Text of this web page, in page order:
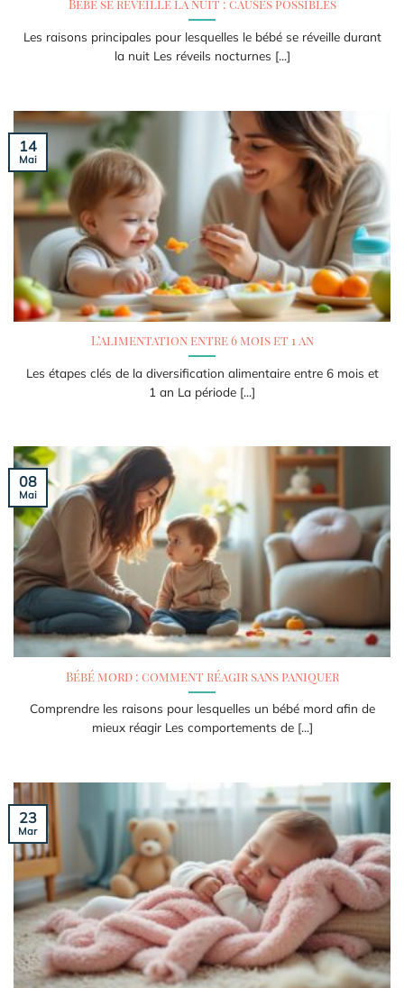
Bébé se réveille la nuit : causes possibles
Les raisons principales pour lesquelles le bébé se réveille durant
la nuit Les réveils nocturnes [...]
L’alimentation entre 6 mois et 1 an
Les étapes clés de la diversification alimentaire entre 6 mois et
1 an La période [...]
14
Mai
Bébé mord : comment réagir sans paniquer
Comprendre les raisons pour lesquelles un bébé mord afin de
mieux réagir Les comportements de [...]
08
Mai
23
Mar